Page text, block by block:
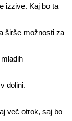
izzive. Kaj bo ta
širše možnosti za
dolini.
več otrok, saj bo